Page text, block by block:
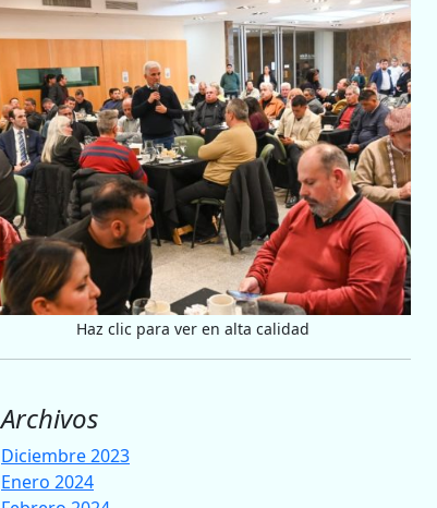
Haz clic para ver en alta calidad
Archivos
Diciembre 2023
Enero 2024